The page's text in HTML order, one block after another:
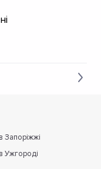
Запоріжжі
Ужгороді